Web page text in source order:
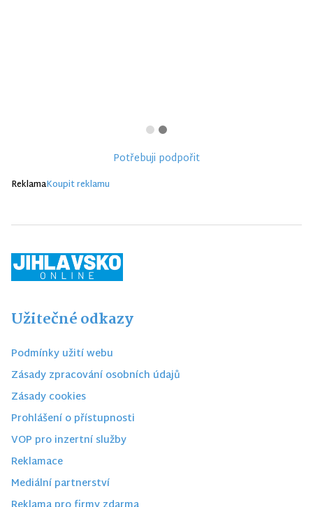
Potřebuji podpořit
ReklamaKoupit reklamu
Užitečné odkazy
Podmínky užití webu
Zásady zpracování osobních údajů
Zásady cookies
Prohlášení o přístupnosti
VOP pro inzertní služby
Reklamace
Mediální partnerství